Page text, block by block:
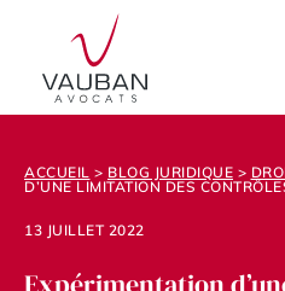
ACCUEIL > BLOG JURIDIQUE >
D’UNE LIMITATION DES
13 JUILLET 2022
Expérimentation